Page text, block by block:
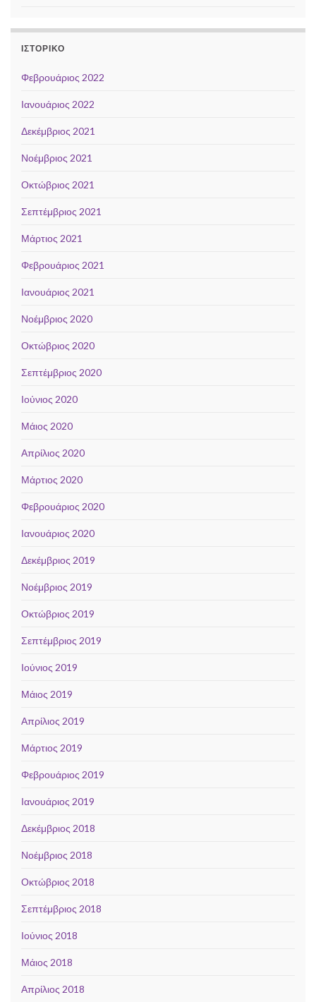
ΙΣΤΟΡΙΚΌ
Φεβρουάριος 2022
Ιανουάριος 2022
Δεκέμβριος 2021
Νοέμβριος 2021
Οκτώβριος 2021
Σεπτέμβριος 2021
Μάρτιος 2021
Φεβρουάριος 2021
Ιανουάριος 2021
Νοέμβριος 2020
Οκτώβριος 2020
Σεπτέμβριος 2020
Ιούνιος 2020
Μάιος 2020
Απρίλιος 2020
Μάρτιος 2020
Φεβρουάριος 2020
Ιανουάριος 2020
Δεκέμβριος 2019
Νοέμβριος 2019
Οκτώβριος 2019
Σεπτέμβριος 2019
Ιούνιος 2019
Μάιος 2019
Απρίλιος 2019
Μάρτιος 2019
Φεβρουάριος 2019
Ιανουάριος 2019
Δεκέμβριος 2018
Νοέμβριος 2018
Οκτώβριος 2018
Σεπτέμβριος 2018
Ιούνιος 2018
Μάιος 2018
Απρίλιος 2018